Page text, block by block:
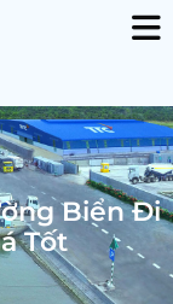
Biển Đi
Tốt